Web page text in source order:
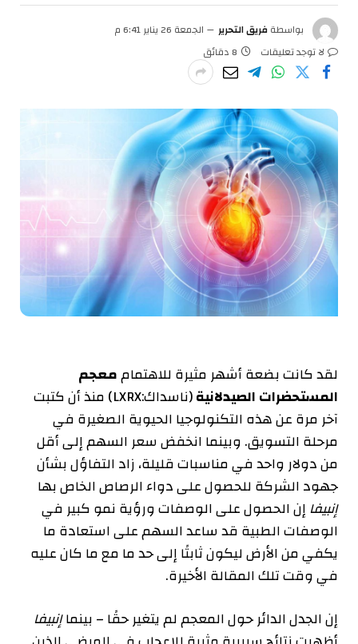
بواسطةفريق التحرير
الجمعة 26 يناير 6:41 م
لا توجد تعليقات
8 دقائق
لقد كانت بضعة أشهر مثيرة للاهتماممعجم
المستحضرات الصيدلانية(ناسداك:LXRX
) منذ أن كتبت
آخر مرة عن هذه التكنولوجيا الحيوية الصغيرة في
مرحلة التسويق. وبينما انخفض سعر السهم إلى أقل
من دولار واحد في مناسبات قليلة، زاد التفاؤل بشأن
جهود الشركة للحصول علىدواء الرصاص الخاص بها
إنبيفاإن الحصول على الوصفات ورؤية نمو كبير في
الوصفات الطبية قد ساعد السهم على استعادة ما
يكفي من الأرض ليكون ثابتًا إلى حد ما مع ما كان عليه
في وقت تلك المقالة الأخيرة.
إن الجدل الدائر حول المعجم لم يتغير حقًا – بينماإنبيفا